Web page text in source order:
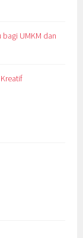
bagi UMKM dan